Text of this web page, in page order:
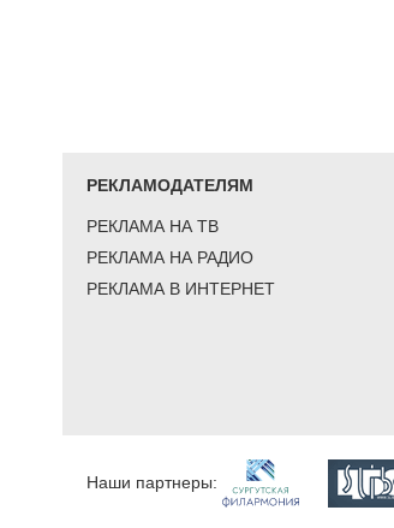
РЕКЛАМОДАТЕЛЯМ
РЕКЛАМА НА ТВ
РЕКЛАМА НА РАДИО
РЕКЛАМА В ИНТЕРНЕТ
Наши партнеры: